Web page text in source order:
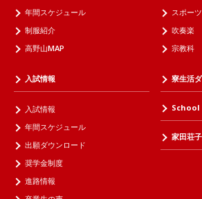
年間スケジュール
制服紹介
高野山MAP
スポーツ
吹奏楽
宗教科
入試情報
入試情報
年間スケジュール
出願ダウンロード
奨学金制度
進路情報
寮生活
School
家田荘